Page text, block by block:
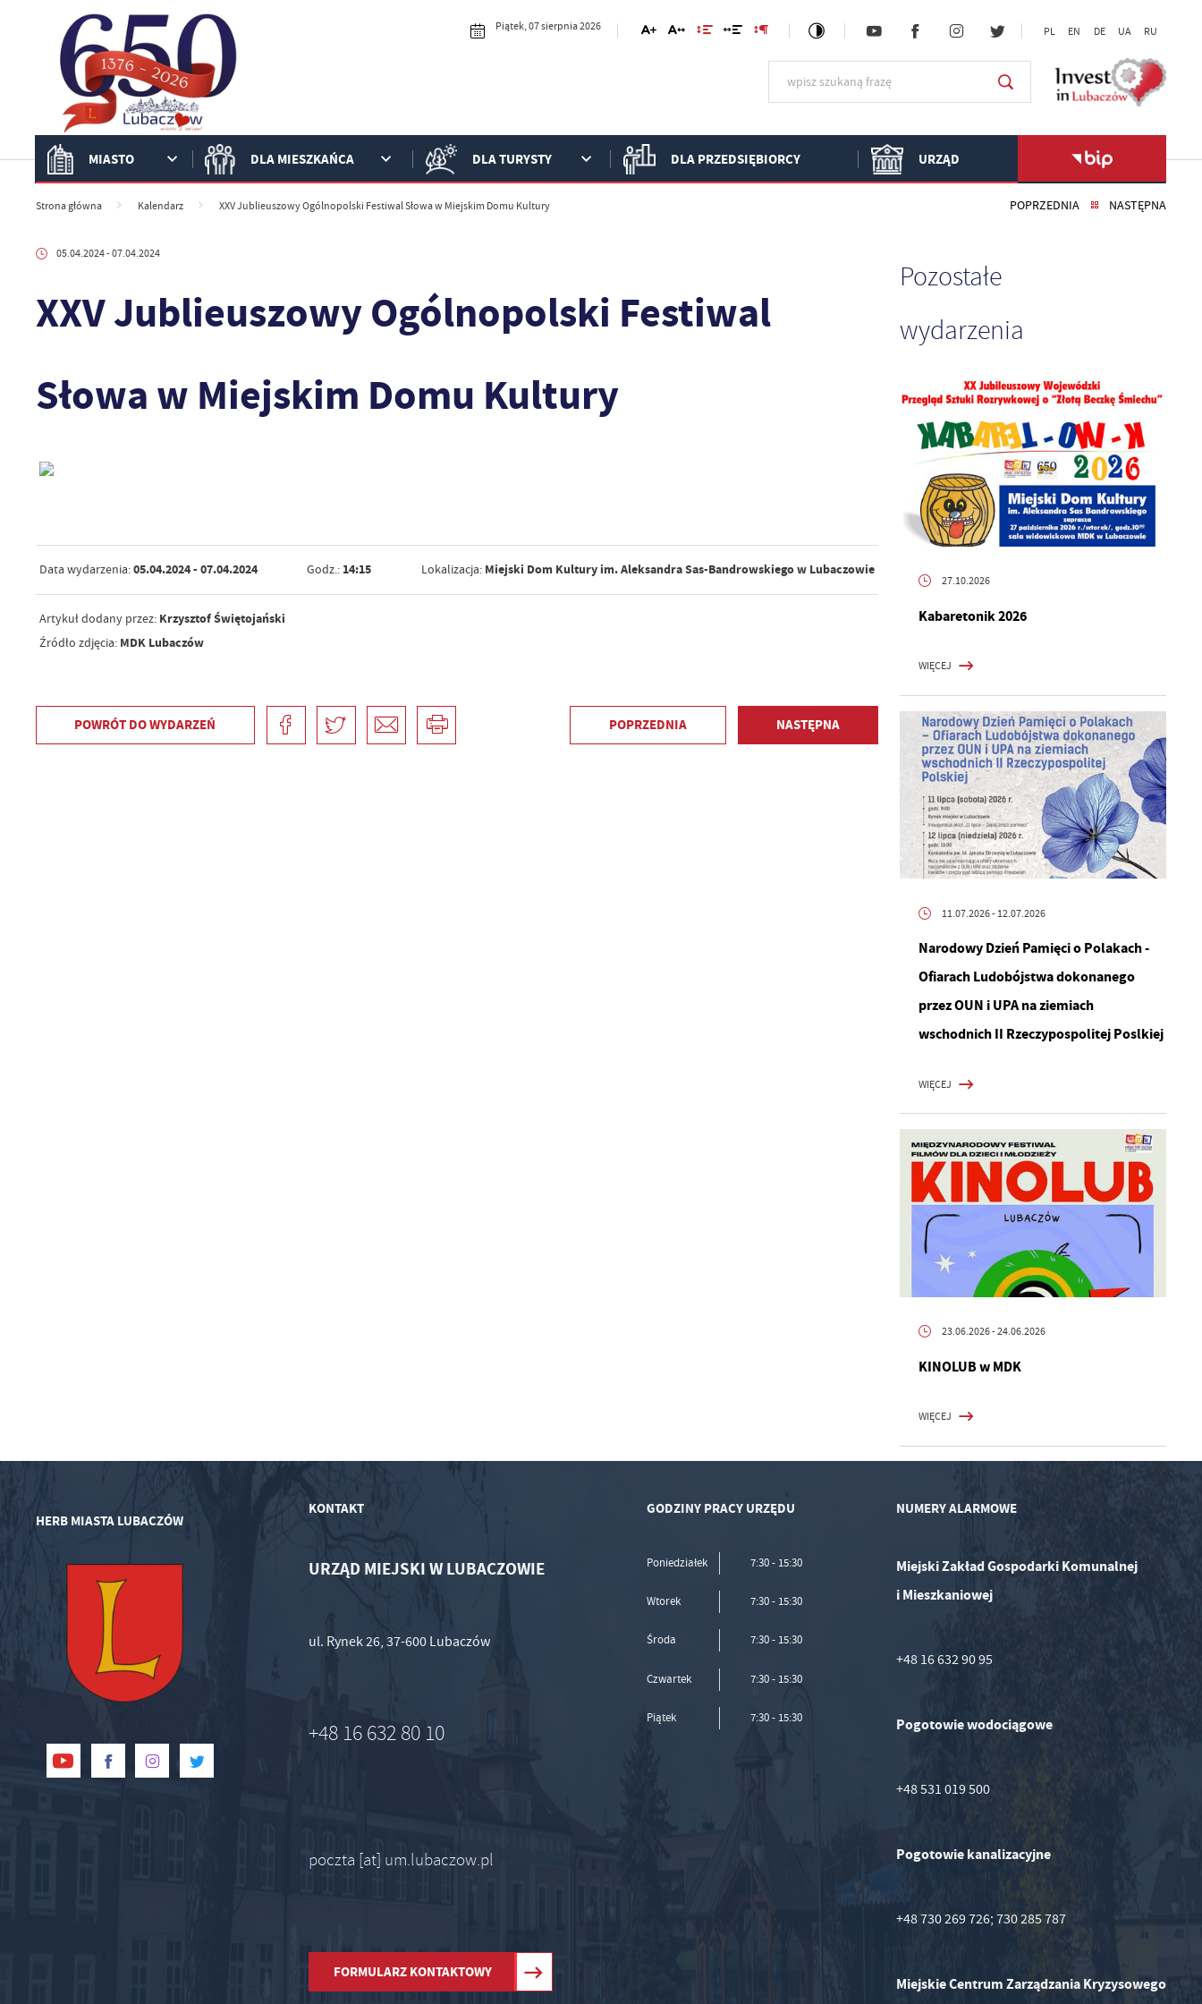
Przejdź do menu.
Przejdź do wyszukiwarki.
Przejdź do treści.
Przejdź do ustawień wielkości czcionki.
Włącz wersję kontrastową strony.
Piątek, 07 sierpnia 2026 PL EN DE UA RU
MIASTO DLA MIESZKAŃCA DLA TURYSTY DLA PRZEDSIĘBIORCY URZĄD
Strona główna Kalendarz XXV Jublieuszowy Ogólnopolski Festiwal Słowa w Miejskim Domu Kultury POPRZEDNIA NASTĘPNA
05.04.2024- 07.04.2024
XXV Jublieuszowy Ogólnopolski Festiwal
Słowa w Miejskim Domu Kultury
Data wydarzenia: 05.04.2024- 07.04.2024 Godz.: 14:15 Lokalizacja: Miejski Dom Kultury im. Aleksandra Sas-Bandrowskiego w Lubaczowie
Artykuł dodany przez: Krzysztof Świętojański
Źródło zdjęcia: MDK Lubaczów
POWRÓT DO WYDARZEŃ POPRZEDNIA NASTĘPNA
Pozostałe
wydarzenia
27.10.2026
Kabaretonik 2026
WIĘCEJ
11.07.2026- 12.07.2026
Narodowy Dzień Pamięci o Polakach -
Ofiarach Ludobójstwa dokonanego
przez OUN i UPA na ziemiach
wschodnich II Rzeczypospolitej Poslkiej
WIĘCEJ
23.06.2026- 24.06.2026
KINOLUB w MDK
WIĘCEJ
HERB MIASTA LUBACZÓW
KONTAKT
URZĄD MIEJSKI W LUBACZOWIE
ul. Rynek 26, 37-600 Lubaczów
+48 16 632 80 10
poczta [at] um.lubaczow.pl
FORMULARZ KONTAKTOWY
GODZINY PRACY URZĘDU
Poniedziałek 7:30 - 15:30
Wtorek 7:30 - 15:30
Środa 7:30 - 15:30
Czwartek 7:30 - 15:30
Piątek 7:30 - 15:30
NUMERY ALARMOWE
Miejski Zakład Gospodarki Komunalnej
i Mieszkaniowej
+48 16 632 90 95
Pogotowie wodociągowe
+48 531 019 500
Pogotowie kanalizacyjne
+48 730 269 726; 730 285 787
Miejskie Centrum Zarządzania Kryzysowego